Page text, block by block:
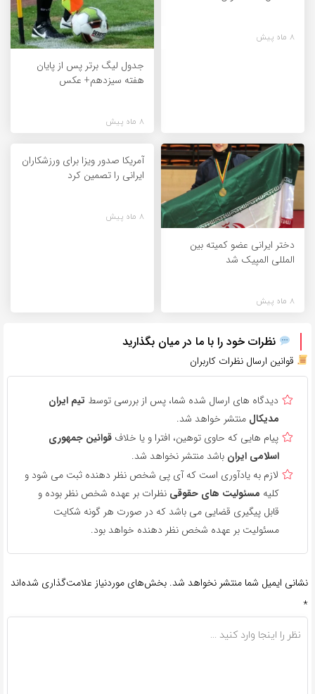
8 ماه پیش
جدول لیگ برتر پس از پایان
هفته سیزدهم+ عکس
8 ماه پیش
دختر ایرانی عضو کمیته بین
المللی المپیک شد
8 ماه پیش
آمریکا صدور ویزا برای ورزشکاران
ایرانی را تصمین کرد
8 ماه پیش
نظرات خود را با ما در میان بگذارید
قوانین ارسال نظرات کاربران
دیدگاه های ارسال شده شما، پس از بررسی توسط تیم ایران
مدیکال منتشر خواهد شد.
پیام هایی که حاوی توهین، افترا و یا خلاف قوانین جمهوری
اسلامی ایران باشد منتشر نخواهد شد.
لازم به یادآوری است که آی پی شخص نظر دهنده ثبت می شود و
کلیه مسئولیت های حقوقی نظرات بر عهده شخص نظر بوده و
قابل پیگیری قضایی می باشد که در صورت هر گونه شکایت
مسئولیت بر عهده شخص نظر دهنده خواهد بود.
نشانی ایمیل شما منتشر نخواهد شد. بخش‌های موردنیاز علامت‌گذاری شده‌اند
*